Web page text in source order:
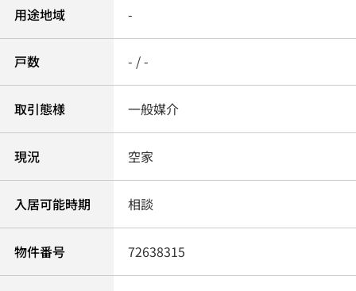
用途地域 -
戸数 - / -
取引態様 一般媒介
現況 空家
入居可能時期 相談
物件番号 72638315